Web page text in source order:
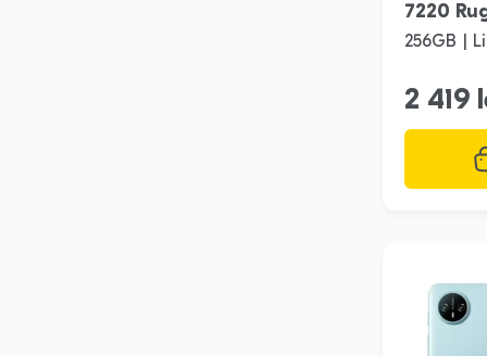
7220
Black
256GB |
2 419